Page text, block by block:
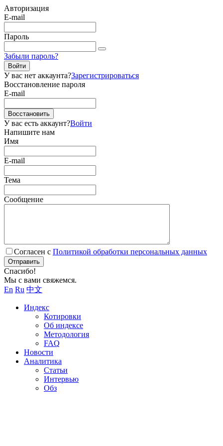
Авторизация
E-mail
Пароль
Забыли пароль?
Войти
У вас нет аккаунта?Зарегистрироваться
Восстановление пароля
E-mail
Восстановить
У вас есть аккаунт?Войти
Напишите нам
Имя
E-mail
Тема
Сообщение
Согласен с Политикой обработки персональных данных
Отправить
Спасибо!
Мы с вами свяжемся.
En Ru 中文
Индекс
Котировки
Об индексе
Методология
FAQ
Новости
Аналитика
Статьи
Интервью
Обз